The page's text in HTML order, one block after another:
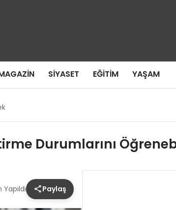
SIYASET EĞITIM YAŞAM
Durumlarını
Paylaş